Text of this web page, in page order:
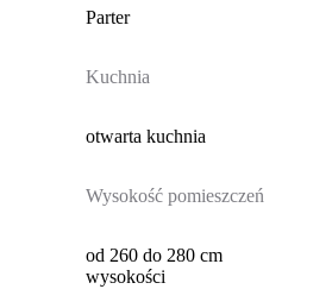
Parter
Kuchnia
otwarta kuchnia
Wysokość pomieszczeń
od 260 do 280 cm
wysokości